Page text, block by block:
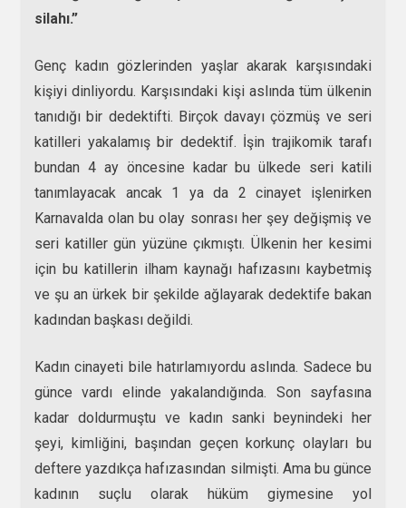
silahı.”
Genç kadın gözlerinden yaşlar akarak karşısındaki
kişiyi dinliyordu. Karşısındaki kişi aslında tüm ülkenin
tanıdığı bir dedektifti. Birçok davayı çözmüş ve seri
katilleri yakalamış bir dedektif. İşin trajikomik tarafı
bundan 4 ay öncesine kadar bu ülkede seri katili
tanımlayacak ancak 1 ya da 2 cinayet işlenirken
Karnavalda olan bu olay sonrası her şey değişmiş ve
seri katiller gün yüzüne çıkmıştı. Ülkenin her kesimi
için bu katillerin ilham kaynağı hafızasını kaybetmiş
ve şu an ürkek bir şekilde ağlayarak dedektife bakan
kadından başkası değildi.
Kadın cinayeti bile hatırlamıyordu aslında. Sadece bu
günce vardı elinde yakalandığında. Son sayfasına
kadar doldurmuştu ve kadın sanki beynindeki her
şeyi, kimliğini, başından geçen korkunç olayları bu
deftere yazdıkça hafızasından silmişti. Ama bu günce
kadının suçlu olarak hüküm giymesine yol